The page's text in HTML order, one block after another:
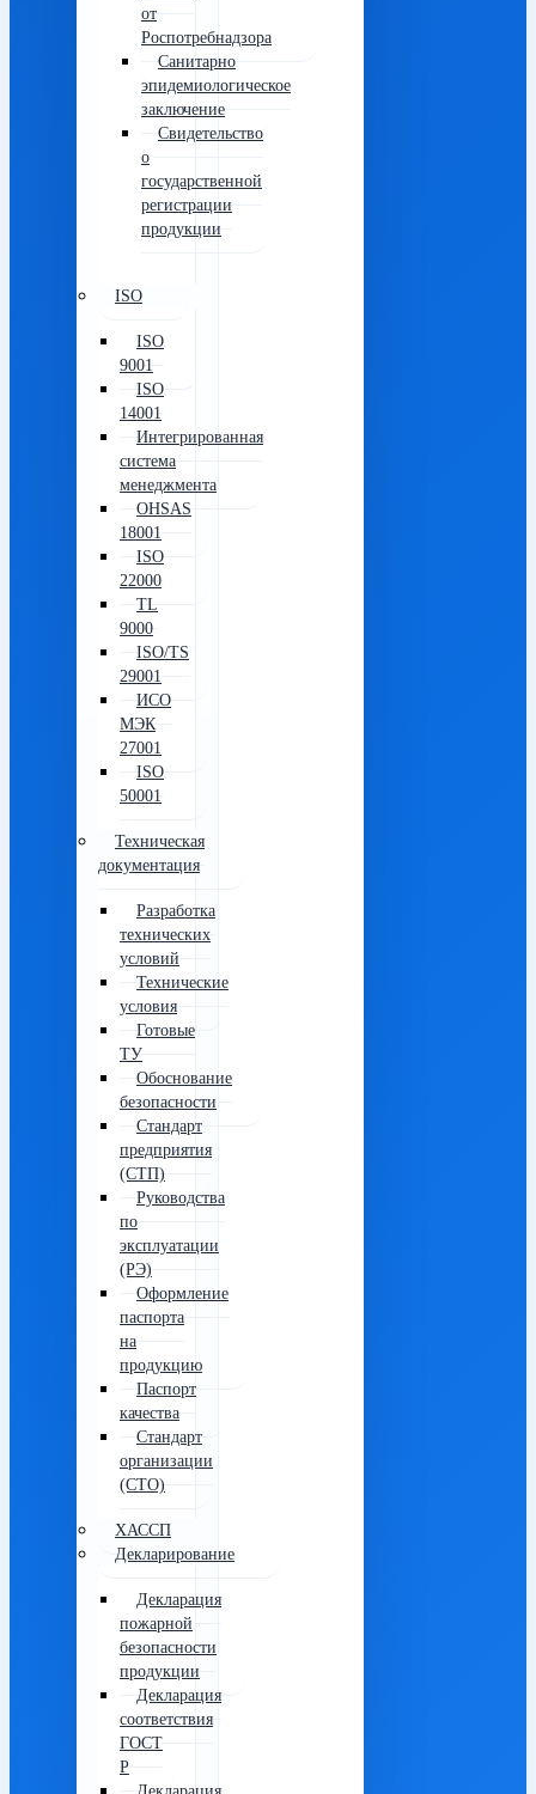
от
Роспотребнадзора
Санитарно
эпидемиологическое
заключение
Свидетельство
о
государственной
регистрации
продукции
ISO
ISO
9001
ISO
14001
Интегрированная
система
менеджмента
OHSAS
18001
ISO
22000
TL
9000
ISO/TS
29001
ИСО
МЭК
27001
ISO
50001
Техническая
документация
Разработка
технических
условий
Технические
условия
Готовые
ТУ
Обоснование
безопасности
Стандарт
предприятия
(СТП)
Руководства
по
эксплуатации
(РЭ)
Оформление
паспорта
на
продукцию
Паспорт
качества
Стандарт
организации
(СТО)
ХАССП
Декларирование
Декларация
пожарной
безопасности
продукции
Декларация
соответствия
ГОСТ
Р